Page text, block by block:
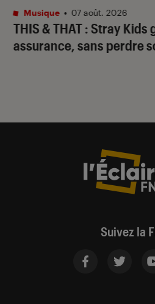
THIS & THAT: Stray Kids
assurance, sans perdre
Musique • 07 août. 2026
Suivez la